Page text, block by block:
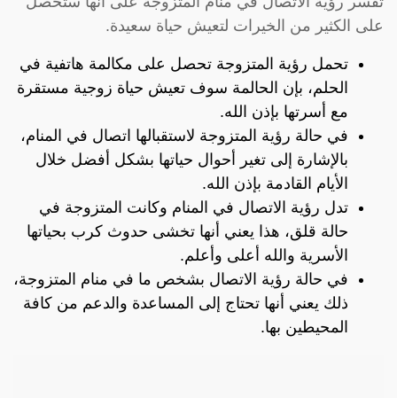
على الكثير من الخيرات لتعيش حياة سعيدة.
تحمل رؤية المتزوجة تحصل على مكالمة هاتفية في
الحلم، بإن الحالمة سوف تعيش حياة زوجية مستقرة
مع أسرتها بإذن الله.
في حالة رؤية المتزوجة لاستقبالها اتصال في المنام،
بالإشارة إلى تغير أحوال حياتها بشكل أفضل خلال
الأيام القادمة بإذن الله.
تدل رؤية الاتصال في المنام وكانت المتزوجة في
حالة قلق، هذا يعني أنها تخشى حدوث كرب بحياتها
الأسرية والله أعلى وأعلم.
في حالة رؤية الاتصال بشخص ما في منام المتزوجة،
ذلك يعني أنها تحتاج إلى المساعدة والدعم من كافة
المحيطين بها.